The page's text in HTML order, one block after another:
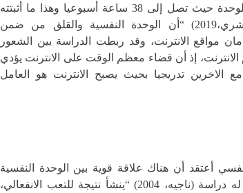
الذي بدوره يؤدي إلى الشعور بالوحدة حيث تصل إلى 38 ساعة أسبوعيا وهذا ما أثبتته
دراسة الباحثات (الشهري، العشري،2019) “أن الوحدة النفسية والقلق من ضمن
مواقع الانترنت، وقد ربطت الدراسة بين الشعور
الانترنت، إذ أن قضاء معظم الوقت على الانترنت يؤدي
الاخرين تدريجيا بحيث يصبح الانترنت هو العامل
أعتقد أن هناك علاقة قوية بين الوحدة النفسية
والاكتئاب والقلق وهذا ما أكدت له دراسة (ناجيه، 2004) “ينشأ نتيجة للتعب الانفعالي،